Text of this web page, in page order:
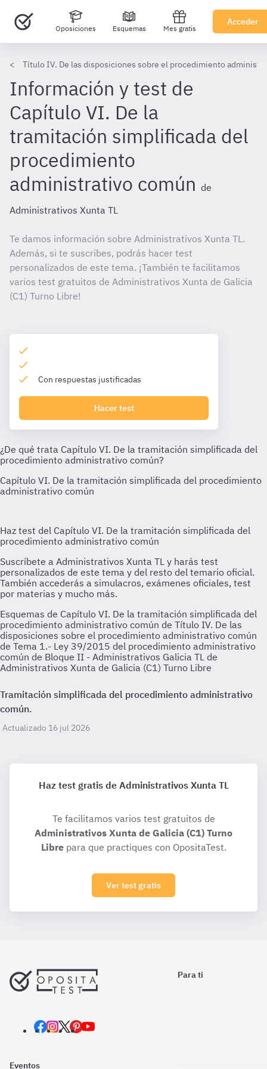
Oposiciones Esquemas Mes gratis
Acceder
Título IV. De las disposiciones sobre el procedimiento
Información y test de
Capítulo VI. De la
tramitación simplificada del
procedimiento
administrativo común de
Administrativos Xunta TL
Te damos información sobre Administrativos Xunta TL.
Además, si te suscribes, podrás hacer test
personalizados de este tema. ¡También te facilitamos
varios test gratuitos de Administrativos Xunta de Galicia
(C1) Turno Libre!
Con respuestas justificadas
Hacer test
Esquemas de Capítulo VI. De la tramitación simplificada del
procedimiento administrativo común de Título IV. De las
disposiciones sobre el procedimiento administrativo común
de Tema 1.- Ley 39/2015 del procedimiento administrativo
común de Bloque II - Administrativos Galicia TL de
Administrativos Xunta de Galicia (C1) Turno Libre
Tramitación simplificada del procedimiento administrativo
común.
Actualizado 16 jul 2026
Haz test gratis de Administrativos Xunta TL
Te facilitamos varios test gratuitos de
Administrativos Xunta de Galicia (C1) Turno
Librepara que practiques con OpositaTest.
Ver test gratis
Para ti
Eventos